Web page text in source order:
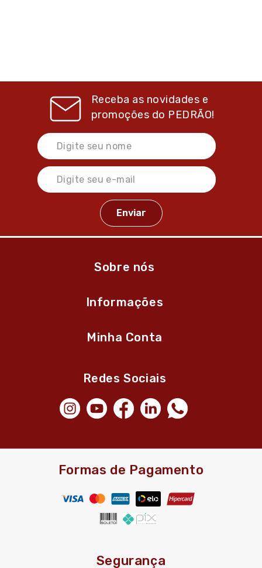
Receba as novidades e
promoções do PEDRÃO!
Sobre nós
Informações
Minha Conta
Redes Sociais
Formas de Pagamento
Segurança